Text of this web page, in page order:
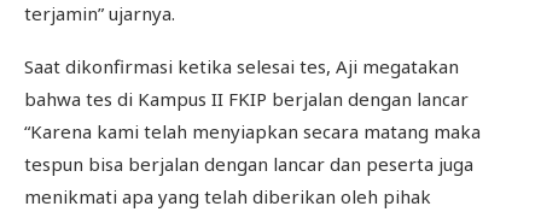
terjamin” ujarnya.
Saat dikonfirmasi ketika selesai tes, Aji megatakan
bahwa tes di Kampus II FKIP berjalan dengan lancar
“Karena kami telah menyiapkan secara matang maka
tespun bisa berjalan dengan lancar dan peserta juga
menikmati apa yang telah diberikan oleh pihak